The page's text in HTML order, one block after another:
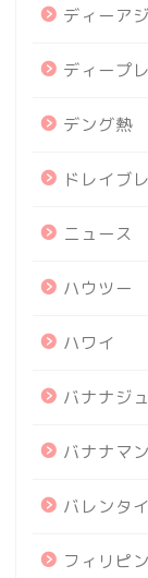
ディーア
ディープ
デング熱
ドレイブ
ニュース
ハウツー
ハワイ
バナナジ
バナナマ
バレンタ
フィリピン